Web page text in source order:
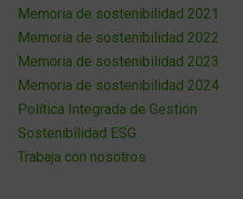
Memoria de sostenibilidad 2021
Memoria de sostenibilidad 2022
Memoria de sostenibilidad 2023
Memoria de sostenibilidad 2024
Política Integrada de Gestión
Sostenibilidad ESG
Trabaja con nosotros